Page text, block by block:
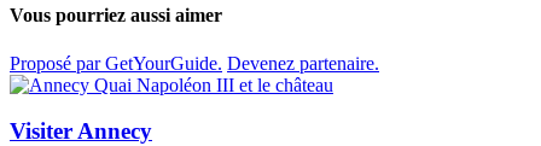
Vous pourriez aussi aimer
Proposé par GetYourGuide. Devenez partenaire.
Visiter Annecy